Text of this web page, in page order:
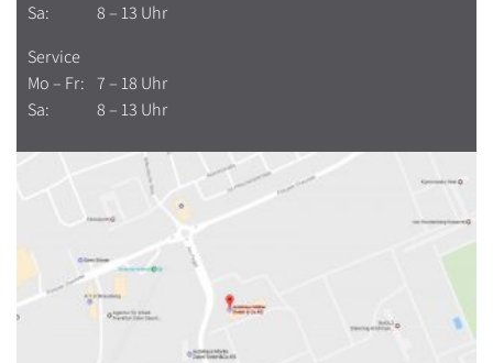
Sa:
8 – 13 Uhr
Service
Mo – Fr: 7 – 18 Uhr
Sa:
8 – 13 Uhr